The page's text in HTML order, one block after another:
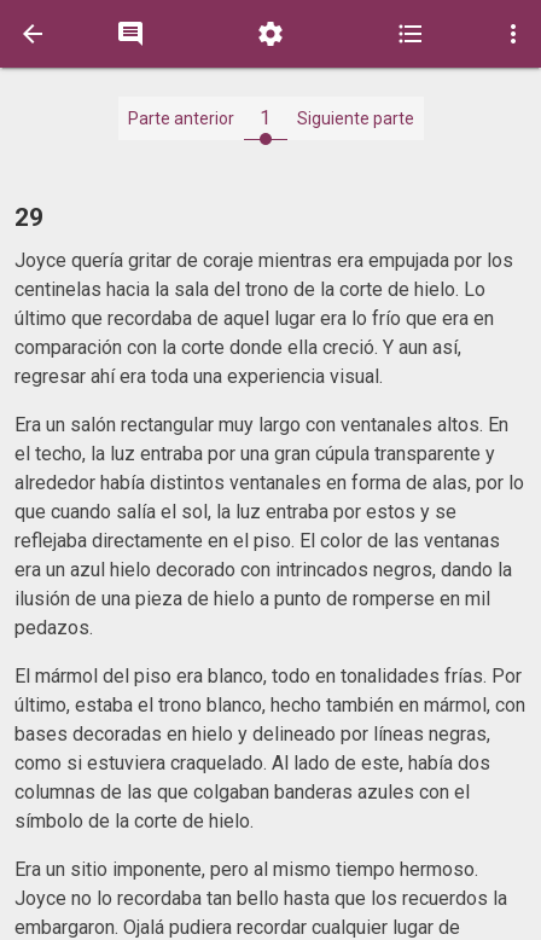
    
Parte anterior 1 Siguiente parte
29
Joyce quería gritar de coraje mientras era empujada por los
centinelas hacia la sala del trono de la corte de hielo. Lo
último que recordaba de aquel lugar era lo frío que era en
comparación con la corte donde ella creció. Y aun así,
regresar ahí era toda una experiencia visual.
Era un salón rectangular muy largo con ventanales altos. En
el techo, la luz entraba por una gran cúpula transparente y
alrededor había distintos ventanales en forma de alas, por lo
que cuando salía el sol, la luz entraba por estos y se
reflejaba directamente en el piso. El color de las ventanas
era un azul hielo decorado con intrincados negros, dando la
ilusión de una pieza de hielo a punto de romperse en mil
pedazos.
El mármol del piso era blanco, todo en tonalidades frías. Por
último, estaba el trono blanco, hecho también en mármol, con
bases decoradas en hielo y delineado por líneas negras,
como si estuviera craquelado. Al lado de este, había dos
columnas de las que colgaban banderas azules con el
símbolo de la corte de hielo.
Era un sitio imponente, pero al mismo tiempo hermoso.
Joyce no lo recordaba tan bello hasta que los recuerdos la
embargaron. Ojalá pudiera recordar cualquier lugar de